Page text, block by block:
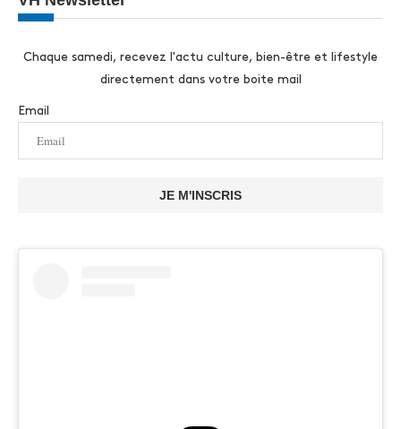
Chaque samedi, recevez l'actu culture, bien-être et lifestyle
directement dans votre boite mail
Email
JE M'INSCRIS